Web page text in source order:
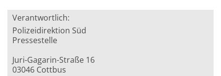
Verantwortlich:
Polizeidirektion Süd
Pressestelle
Juri-Gagarin-Straße 16
03046 Cottbus